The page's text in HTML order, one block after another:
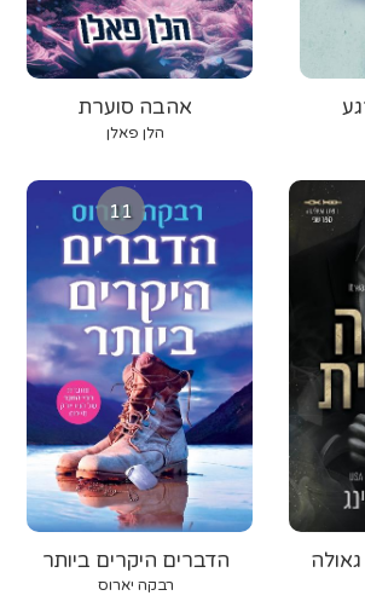
אהבה סוערת
הלן פאלן
11
הדברים היקרים ביותר
רבקה יארוס
שליטה 2 - גאולה